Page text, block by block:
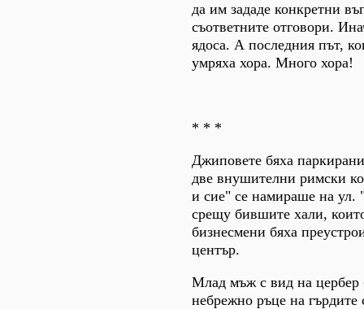
да им зададе конкретни
съответните отговори.
ядоса. А последния път,
умряха хора. Много хора!
* * *
Джиповете бяха
две внушителни римски
и сие" се намираше на
срещу бившите хали,
бизнесмени бяха
център.
Млад мъж с вид на цербер
небрежно ръце на